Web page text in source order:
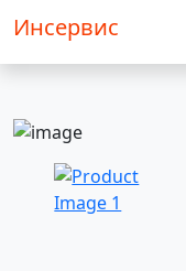
Инсервис